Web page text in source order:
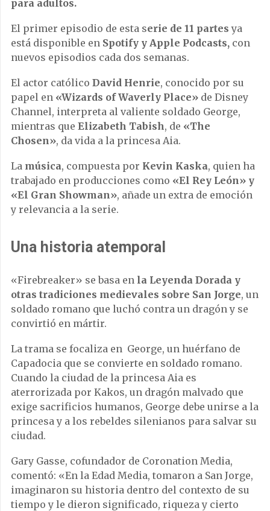
para adultos.
El primer episodio de esta serie de 11 partes ya
está disponible en Spotify y Apple Podcasts, con
nuevos episodios cada dos semanas.
El actor católico David Henrie, conocido por su
papel en «Wizards of Waverly Place» de Disney
Channel, interpreta al valiente soldado George,
mientras que Elizabeth Tabish, de «The
Chosen», da vida a la princesa Aia.
La música, compuesta por Kevin Kaska, quien ha
trabajado en producciones como «El Rey León» y
«El Gran Showman», añade un extra de emoción
y relevancia a la serie.
Una historia atemporal
«Firebreaker» se basa en la Leyenda Dorada y
otras tradiciones medievales sobre San Jorge, un
soldado romano que luchó contra un dragón y se
convirtió en mártir.
La trama se focaliza en George, un huérfano de
Capadocia que se convierte en soldado romano.
Cuando la ciudad de la princesa Aia es
aterrorizada por Kakos, un dragón malvado que
exige sacrificios humanos, George debe unirse a la
princesa y a los rebeldes silenianos para salvar su
ciudad.
Gary Gasse, cofundador de Coronation Media,
comentó: «En la Edad Media, tomaron a San Jorge,
imaginaron su historia dentro del contexto de su
tiempo y le dieron significado, riqueza y cierto